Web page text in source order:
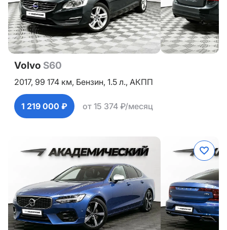
Volvo S60
2017, 99 174 км, Бензин, 1.5 л., АКПП
1 219 000 ₽ от 15 374 ₽/месяц